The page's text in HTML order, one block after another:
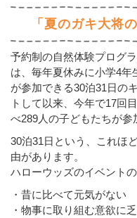
「夏のガキ大将
予約制の自然体験プログ
は、毎年夏休みに小学4年
が参加できる30泊31日の
トして以来、今年で17回
べ289人の子どもたちが参
30泊31日という、これほ
由があります。
ハローウッズのイベント
・昔に比べて元気がない
・物事に取り組む意欲に